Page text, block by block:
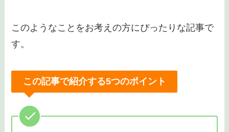
このようなことをお考えの方にぴったりな記事で
す。
この記事で紹介する5つのポイント